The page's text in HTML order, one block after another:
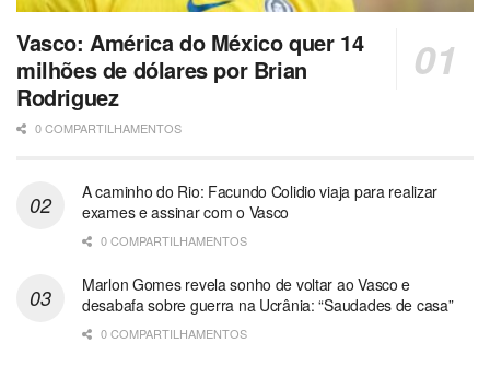
Vasco: América do México quer 14
milhões de dólares por Brian
Rodriguez
0 COMPARTILHAMENTOS
A caminho do Rio: Facundo Colidio viaja para realizar
exames e assinar com o Vasco
0 COMPARTILHAMENTOS
Marlon Gomes revela sonho de voltar ao Vasco e
desabafa sobre guerra na Ucrânia: “Saudades de casa”
0 COMPARTILHAMENTOS